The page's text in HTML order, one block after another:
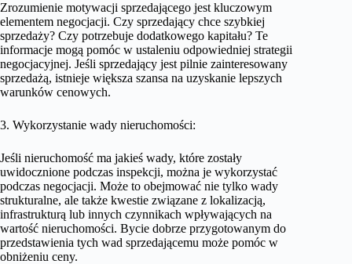
Zrozumienie motywacji sprzedającego jest kluczowym
elementem negocjacji. Czy sprzedający chce szybkiej
sprzedaży? Czy potrzebuje dodatkowego kapitału? Te
informacje mogą pomóc w ustaleniu odpowiedniej strategii
negocjacyjnej. Jeśli sprzedający jest pilnie zainteresowany
sprzedażą, istnieje większa szansa na uzyskanie lepszych
warunków cenowych.
3. Wykorzystanie wady nieruchomości:
Jeśli nieruchomość ma jakieś wady, które zostały
uwidocznione podczas inspekcji, można je wykorzystać
podczas negocjacji. Może to obejmować nie tylko wady
strukturalne, ale także kwestie związane z lokalizacją,
infrastrukturą lub innych czynnikach wpływających na
wartość nieruchomości. Bycie dobrze przygotowanym do
przedstawienia tych wad sprzedającemu może pomóc w
obniżeniu ceny.